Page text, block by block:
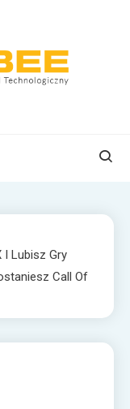
I Lubisz Gry
Call Of